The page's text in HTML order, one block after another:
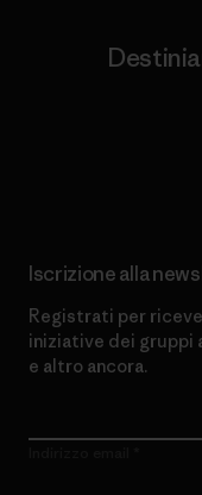
Iscrizione alla
Registrati per
iniziative dei gruppi
e altro ancora.